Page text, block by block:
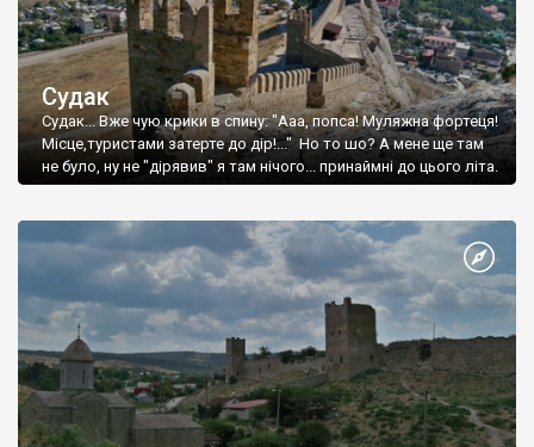
Судак
Судак... Вже чую крики в спину: "Ааа, попса! Муляжна фортеця!
Місце,туристами затерте до дір!..." Но то шо? А мене ще там
не було, ну не "дірявив" я там нічого... принаймні до цього літа.